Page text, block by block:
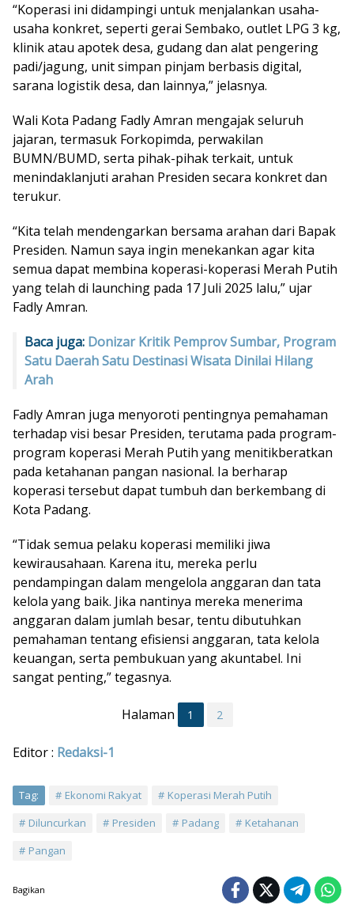
“Koperasi ini didampingi untuk menjalankan usaha-
usaha konkret, seperti gerai Sembako, outlet LPG 3 kg,
klinik atau apotek desa, gudang dan alat pengering
padi/jagung, unit simpan pinjam berbasis digital,
sarana logistik desa, dan lainnya,” jelasnya.
Wali Kota Padang Fadly Amran mengajak seluruh
jajaran, termasuk Forkopimda, perwakilan
BUMN/BUMD, serta pihak-pihak terkait, untuk
menindaklanjuti arahan Presiden secara konkret dan
terukur.
“Kita telah mendengarkan bersama arahan dari Bapak
Presiden. Namun saya ingin menekankan agar kita
semua dapat membina koperasi-koperasi Merah Putih
yang telah di launching pada 17 Juli 2025 lalu,” ujar
Fadly Amran.
Baca juga: Donizar Kritik Pemprov Sumbar, Program
Satu Daerah Satu Destinasi Wisata Dinilai Hilang
Arah
Fadly Amran juga menyoroti pentingnya pemahaman
terhadap visi besar Presiden, terutama pada program-
program koperasi Merah Putih yang menitikberatkan
pada ketahanan pangan nasional. Ia berharap
koperasi tersebut dapat tumbuh dan berkembang di
Kota Padang.
“Tidak semua pelaku koperasi memiliki jiwa
kewirausahaan. Karena itu, mereka perlu
pendampingan dalam mengelola anggaran dan tata
kelola yang baik. Jika nantinya mereka menerima
anggaran dalam jumlah besar, tentu dibutuhkan
pemahaman tentang efisiensi anggaran, tata kelola
keuangan, serta pembukuan yang akuntabel. Ini
sangat penting,” tegasnya.
Halaman 1 2
Editor : Redaksi-1
Tag: Ekonomi Rakyat
Koperasi Merah Putih
Diluncurkan
Presiden Padang
Ketahanan
Pangan
Bagikan